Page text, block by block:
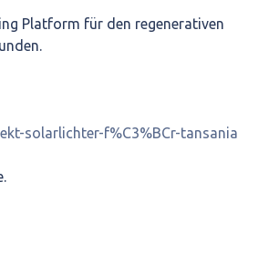
Platform für den regenerativen
solarlichter-f%C3%BCr-tansania